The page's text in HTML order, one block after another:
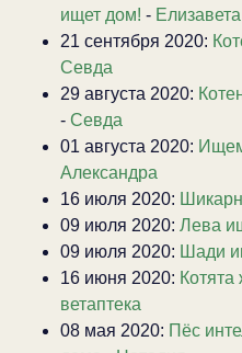
ищет дом! - Елизавета
21 сентября 2020:
Севда
29 августа 2020:
- Севда
01 августа 2020:
Александра
16 июля 2020:
09 июля 2020: Лева
09 июля 2020: Шади
16 июня 2020: Котята
ветаптека
08 мая 2020: Пёс